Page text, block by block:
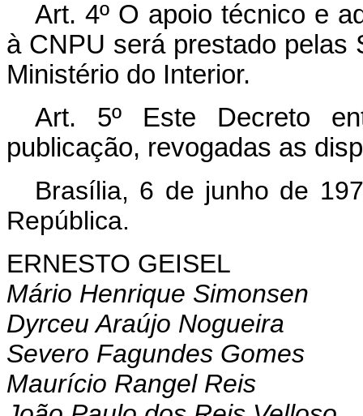
Art. 4º O apoio técnico e
à CNPU será prestado pelas
Ministério do Interior.
Art. 5º Este Decreto
publicação, revogadas as
Brasília, 6 de junho de
República.
ERNESTO GEISEL
Mário Henrique Simonsen
Dyrceu Araújo Nogueira
Severo Fagundes Gomes
Maurício Rangel Reis